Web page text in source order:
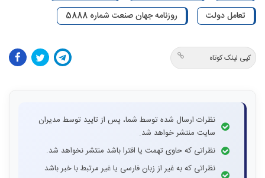
تعامل دولت
روزنامه جهان صنعت شماره 5888
کپی لینک کوتاه
نظرات ارسال شده توسط شما، پس از تایید توسط مدیران
سایت منتشر خواهد شد.
نظراتی که حاوی تهمت یا افترا باشد منتشر نخواهد شد.
نظراتی که به غیر از زبان فارسی یا غیر مرتبط با خبر باشد